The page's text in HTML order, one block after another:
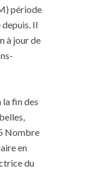
période
Il
à jour de
la fin des
Nombre
en
du